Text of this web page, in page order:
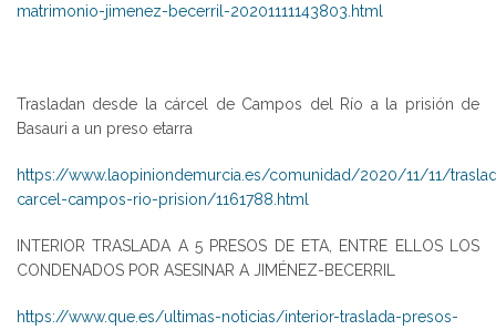
matrimonio-jimenez-becerril-20201111143803.html
Trasladan desde la cárcel de Campos del Río a la prisión de
Basauri a un preso etarra
https://www.laopiniondemurcia.es/comunidad/2020/11/11/
carcel-campos-rio-prision/1161788.html
INTERIOR TRASLADA A 5 PRESOS DE ETA, ENTRE ELLOS LOS
CONDENADOS POR ASESINAR A JIMÉNEZ-BECERRIL
https://www.que.es/ultimas-noticias/interior-traslada-presos-